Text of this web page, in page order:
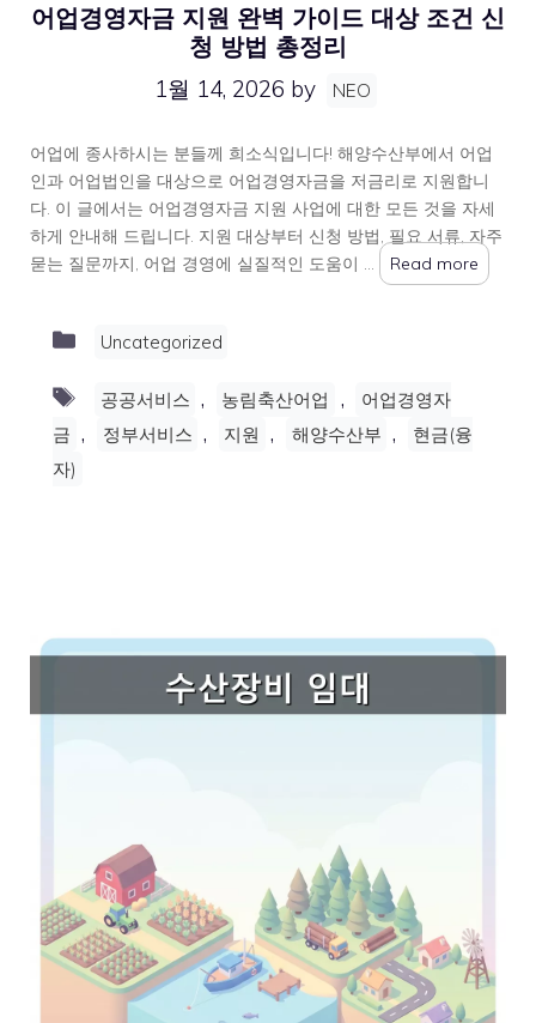
어업경영자금 지원 완벽 가이드 대상 조건 신
청 방법 총정리
1월 14, 2026 by NEO
어업에 종사하시는 분들께 희소식입니다! 해양수산부에서 어업
인과 어업법인을 대상으로 어업경영자금을 저금리로 지원합니
다. 이 글에서는 어업경영자금 지원 사업에 대한 모든 것을 자세
하게 안내해 드립니다. 지원 대상부터 신청 방법, 필요 서류, 자주
묻는 질문까지, 어업 경영에 실질적인 도움이 …
Read more
Categories
Uncategorized
Tags
공공서비스 , 농림축산어업 ,
어업경영자
금 , 정부서비스 , 지원 , 해양수산부 ,
현금(융
자)